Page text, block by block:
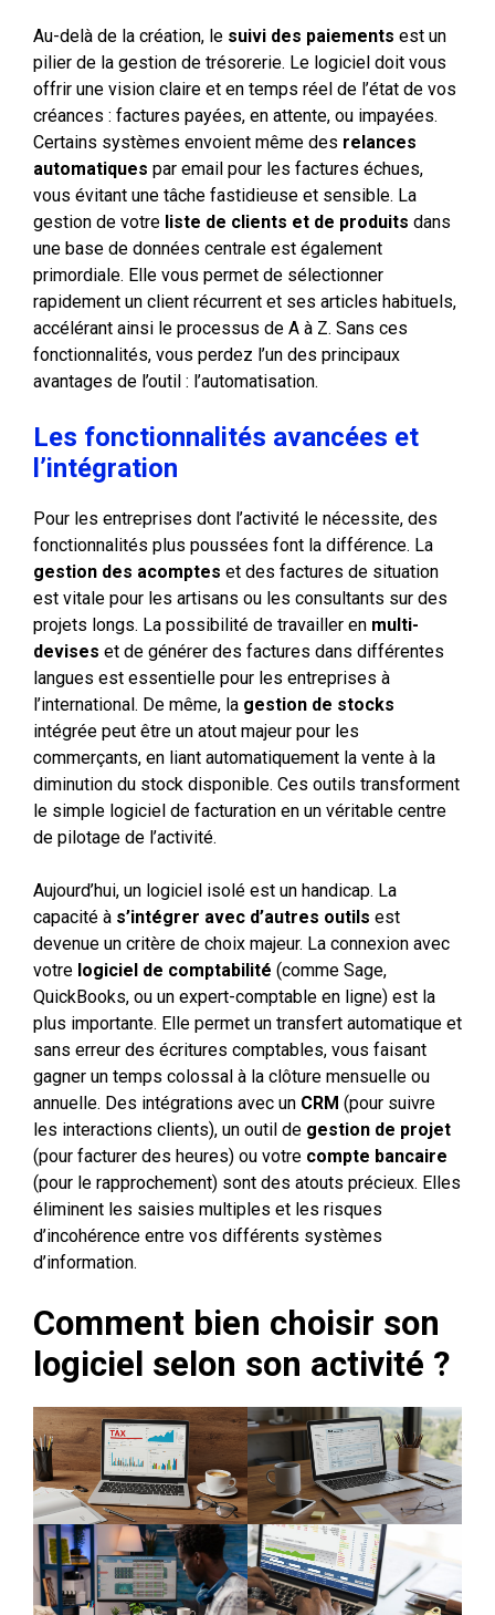
Au-delà de la création, le suivi des paiements est un
pilier de la gestion de trésorerie. Le logiciel doit vous
offrir une vision claire et en temps réel de l’état de vos
créances : factures payées, en attente, ou impayées.
Certains systèmes envoient même des relances
automatiques par email pour les factures échues,
vous évitant une tâche fastidieuse et sensible. La
gestion de votre liste de clients et de produits dans
une base de données centrale est également
primordiale. Elle vous permet de sélectionner
rapidement un client récurrent et ses articles habituels,
accélérant ainsi le processus de A à Z. Sans ces
fonctionnalités, vous perdez l’un des principaux
avantages de l’outil : l’automatisation.
Les fonctionnalités avancées et
l’intégration
Pour les entreprises dont l’activité le nécessite, des
fonctionnalités plus poussées font la différence. La
gestion des acomptes et des factures de situation
est vitale pour les artisans ou les consultants sur des
projets longs. La possibilité de travailler en multi-
devises et de générer des factures dans différentes
langues est essentielle pour les entreprises à
l’international. De même, la gestion de stocks
intégrée peut être un atout majeur pour les
commerçants, en liant automatiquement la vente à la
diminution du stock disponible. Ces outils transforment
le simple logiciel de facturation en un véritable centre
de pilotage de l’activité.
Aujourd’hui, un logiciel isolé est un handicap. La
capacité à s’intégrer avec d’autres outils est
devenue un critère de choix majeur. La connexion avec
votre logiciel de comptabilité (comme Sage,
QuickBooks, ou un expert-comptable en ligne) est la
plus importante. Elle permet un transfert automatique et
sans erreur des écritures comptables, vous faisant
gagner un temps colossal à la clôture mensuelle ou
annuelle. Des intégrations avec un CRM (pour suivre
les interactions clients), un outil de gestion de projet
(pour facturer des heures) ou votre compte bancaire
(pour le rapprochement) sont des atouts précieux. Elles
éliminent les saisies multiples et les risques
d’incohérence entre vos différents systèmes
d’information.
Comment bien choisir son
logiciel selon son activité ?